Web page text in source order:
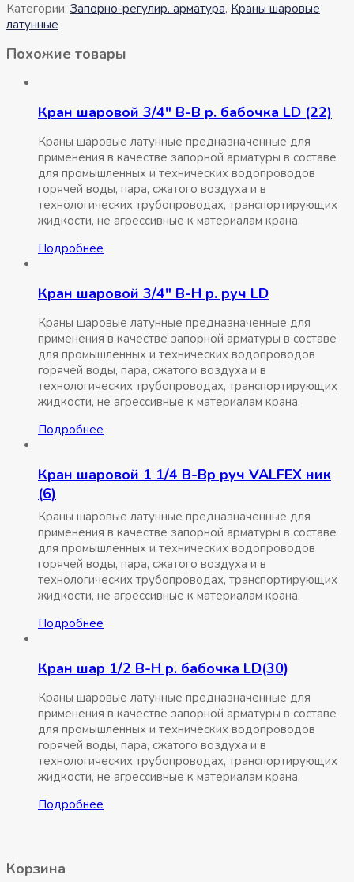
Категории: Запорно-регулир. арматура, Краны шаровые
латунные
Похожие товары
Кран шаровой 3/4″ В-В р. бабочка LD (22)
Краны шаровые латунные предназначенные для
применения в качестве запорной арматуры в составе
для промышленных и технических водопроводов
горячей воды, пара, сжатого воздуха и в
технологических трубопроводах, транспортирующих
жидкости, не агрессивные к материалам крана.
Подробнее
Кран шаровой 3/4″ В-Н р. руч LD
Краны шаровые латунные предназначенные для
применения в качестве запорной арматуры в составе
для промышленных и технических водопроводов
горячей воды, пара, сжатого воздуха и в
технологических трубопроводах, транспортирующих
жидкости, не агрессивные к материалам крана.
Подробнее
Кран шаровой 1 1/4 В-Вр руч VALFEX ник
(6)
Краны шаровые латунные предназначенные для
применения в качестве запорной арматуры в составе
для промышленных и технических водопроводов
горячей воды, пара, сжатого воздуха и в
технологических трубопроводах, транспортирующих
жидкости, не агрессивные к материалам крана.
Подробнее
Кран шар 1/2 В-Н р. бабочка LD(30)
Краны шаровые латунные предназначенные для
применения в качестве запорной арматуры в составе
для промышленных и технических водопроводов
горячей воды, пара, сжатого воздуха и в
технологических трубопроводах, транспортирующих
жидкости, не агрессивные к материалам крана.
Подробнее
Корзина